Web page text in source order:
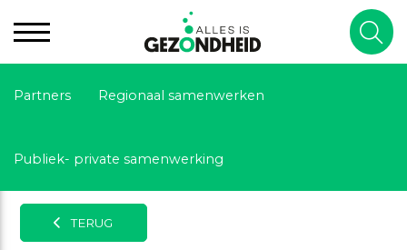
Partners Regionaal samenwerken
Publiek- private samenwerking
TERUG